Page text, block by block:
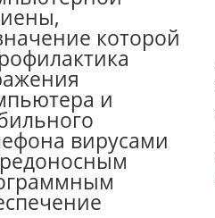
которой
и
вирусами